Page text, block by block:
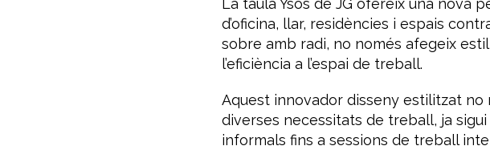
La taula Ysos de JG ofereix una nova
d’oficina, llar, residències i espais
sobre amb radi, no només afegeix
l’eficiència a l’espai de treball.
Aquest innovador disseny estilitzat no
diverses necessitats de treball, ja
informals fins a sessions de treball